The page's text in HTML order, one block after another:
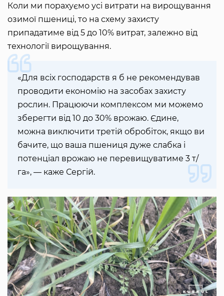
Коли ми порахуємо усі витрати на вирощування
озимої пшениці, то на схему захисту
припадатиме від 5 до 10% витрат, залежно від
технології вирощування.
«Для всіх господарств я б не рекомендував
проводити економію на засобах захисту
рослин. Працюючи комплексом ми можемо
зберегти від 10 до 30% врожаю. Єдине,
можна виключити третій обробіток, якщо ви
бачите, що ваша пшениця дуже слабка і
потенціал врожаю не перевищуватиме 3 т/
га», — каже Сергій.